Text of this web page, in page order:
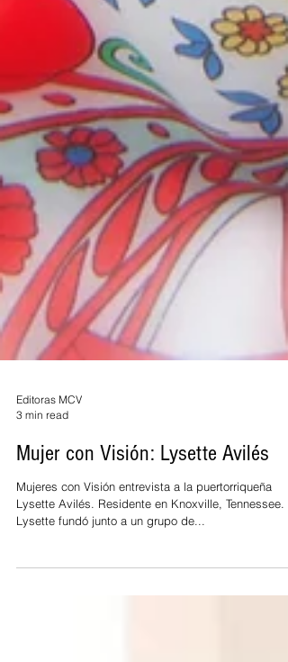
Editoras MCV
3 min read
Mujer con Visión: Lysette Avilés
Mujeres con Visión entrevista a la puertorriqueña
Lysette fundó junto a un grupo de...